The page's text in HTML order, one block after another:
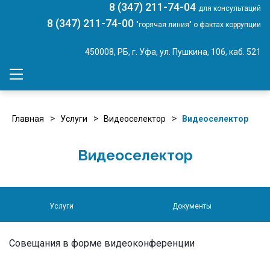
8 (347) 211-74-04 для консультаций
8 (347) 211-74-00 "горячая линия" о фактах коррупции
450008, РБ, г. Уфа, ул. Пушкина, 106, каб. 521
Главная > Услуги > Видеоселектор > Видеоселектор
Видеоселектор
Услуги Документы
Совещания в форме видеоконференции